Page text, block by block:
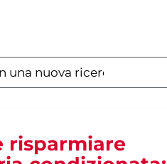
risparmiare